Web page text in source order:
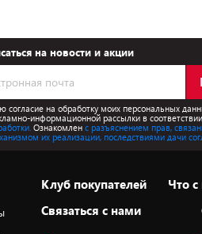
на новости и акции
согласие на обработку моих персональных
информационной рассылки в
Ознакомлен с разъяснением прав,
их реализации, последствиями дачи
Клуб покупателей
Cвязаться с нами
Что